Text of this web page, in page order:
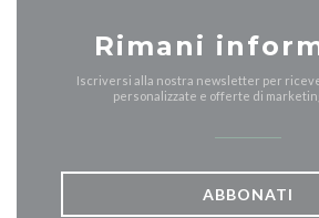
Rimani
Iscriversi alla nostra newsletter per
personalizzate e offerte di
ABBONATI